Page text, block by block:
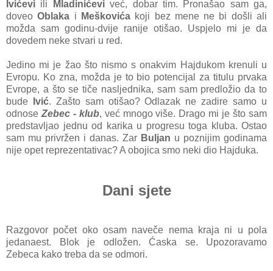
Ivićevi ili Mladinićeviveć, dobar tim. Pronašao sam ga,
doveoOblaka i Meškovićakoji bez mene ne bi došli ali
možda sam godinu-dvije ranije otišao. Uspjelo mi je da
dovedem neke stvari u red.
Jedino mi je žao što nismo s onakvim Hajdukom krenuli u
Evropu. Ko zna, možda je to bio potencijal za titulu prvaka
Evrope, a što se tiče nasljednika, sam sam predložio da to
bude
Ivić. Zašto sam otišao? Odlazak ne zadire samo u
odnose Zebec - klub, već mnogo više. Drago mi je što sam
predstavljao jednu od karika u progresu toga kluba. Ostao
sam mu privržen i danas. Zar Buljan u poznijim godinama
nije opet reprezentativac? A obojica smo neki dio Hajduka.
Dani sjete
Razgovor počet oko osam naveče nema kraja ni u pola
jedanaest. Blok je odložen. Ćaska se. Upozoravamo
Zebeca kako treba da se odmori.